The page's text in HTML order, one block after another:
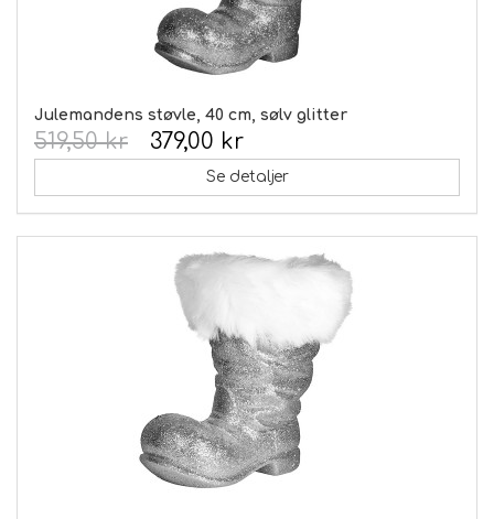
Julemandens støvle, 40 cm, sølv glitter
379,00 kr
519,50 kr
Se detaljer